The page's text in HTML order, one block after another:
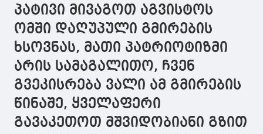
დროს ნანახი
გვაქვს - ჩვენი
ხელისუფლების
მხრიდან მყისიერი
რეაგირება მოხდა
წინაშე,
ყველაფერი
გავაკეთოთ
პატივი მივაგოთ აგვისტოს
ომში დაღუპული გმირების
ხსოვნას, მათი პატრიოტიზმი
არის სამაგალითო, ჩვენ
გვეკისრება ვალი ამ გმირების
წინაშე, ყველაფერი
გავაკეთოთ მშვიდობიანი გზით